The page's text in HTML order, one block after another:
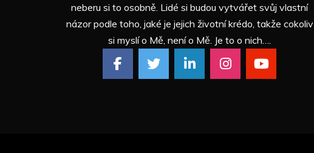
neberu si to osobně. Lidé si budou vytvářet svůj vlastní
názor podle toho, jaké je jejich životní krédo, takže cokoliv
si myslí o Mě, není o Mě. Je to o nich….